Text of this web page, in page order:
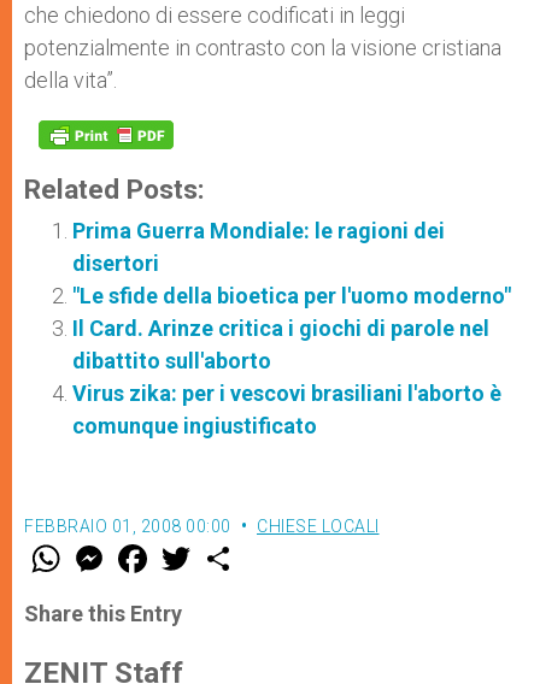
che chiedono di essere codificati in leggi
potenzialmente in contrasto con la visione cristiana
della vita”.
Related Posts:
Prima Guerra Mondiale: le ragioni dei
disertori
"Le sfide della bioetica per l'uomo moderno"
Il Card. Arinze critica i giochi di parole nel
dibattito sull'aborto
Virus zika: per i vescovi brasiliani l'aborto è
comunque ingiustificato
FEBBRAIO 01, 2008 00:00 CHIESE LOCALI
W
t
s
p
M
e
s
e
g
F
a
e
b
o
w
Share this Entry
ZENIT Staff